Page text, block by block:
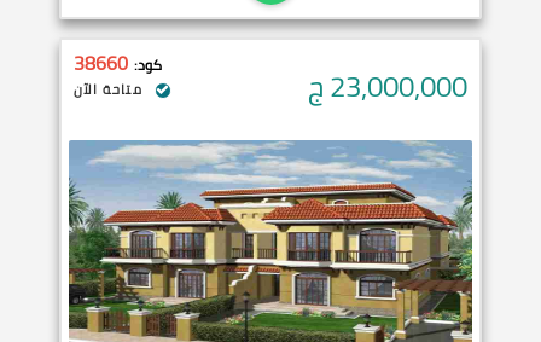
23,000,000ج كود: 38660
متاحة الآن